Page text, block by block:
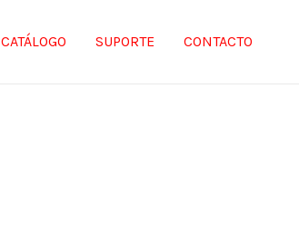
CATÁLOGO SUPORTE CONTACTO